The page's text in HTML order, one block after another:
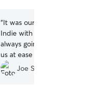
“It was our first time
Indie with someone other
always going to be a little
us at ease straight away.
days prior to make sure
happened straight away
Joe S.